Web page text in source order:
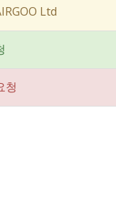
Ltd
청